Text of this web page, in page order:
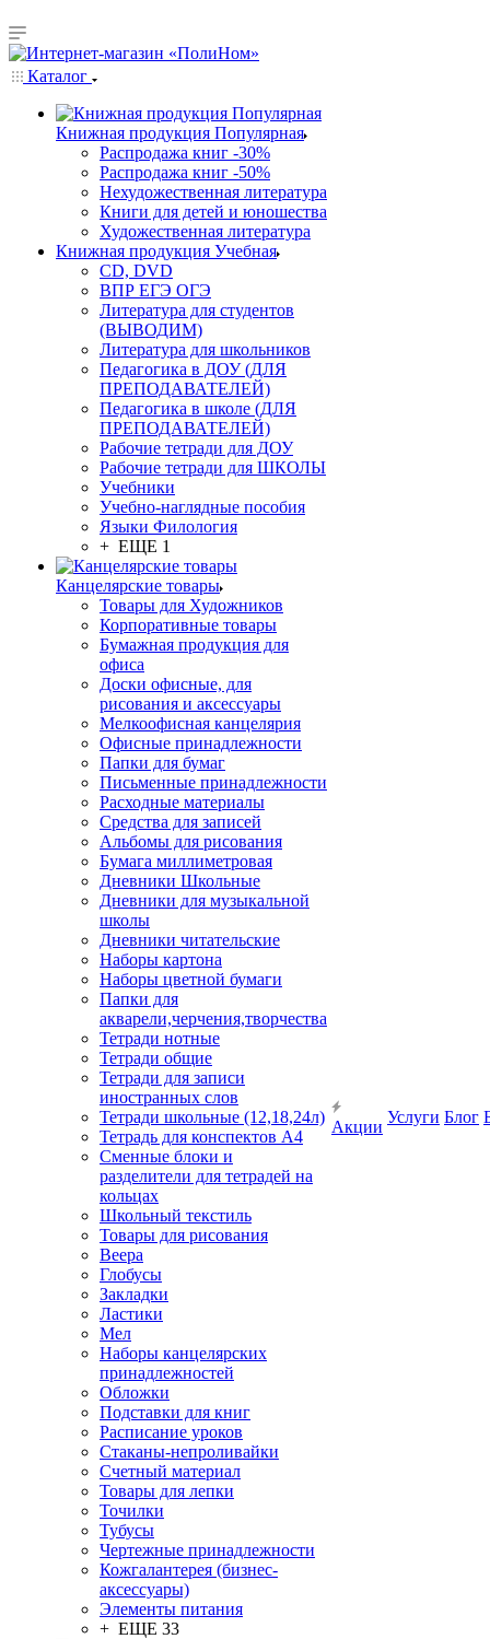
Каталог
Книжная продукция Популярная
Распродажа книг -30%
Распродажа книг -50%
Нехудожественная литература
Книги для детей и юношества
Художественная литература
Книжная продукция Учебная
CD, DVD
ВПР ЕГЭ ОГЭ
Литература для студентов
(ВЫВОДИМ)
Литература для школьников
Педагогика в ДОУ (ДЛЯ
ПРЕПОДАВАТЕЛЕЙ)
Педагогика в школе (ДЛЯ
ПРЕПОДАВАТЕЛЕЙ)
Рабочие тетради для ДОУ
Рабочие тетради для ШКОЛЫ
Учебники
Учебно-наглядные пособия
Языки Филология
+ ЕЩЕ 1
Канцелярские товары
Товары для Художников
Корпоративные товары
Бумажная продукция для
офиса
Доски офисные, для
рисования и аксессуары
Мелкоофисная канцелярия
Офисные принадлежности
Папки для бумаг
Письменные принадлежности
Расходные материалы
Средства для записей
Альбомы для рисования
Бумага миллиметровая
Дневники Школьные
Дневники для музыкальной
школы
Дневники читательские
Наборы картона
Наборы цветной бумаги
Папки для
акварели,черчения,творчества
Тетради нотные
Тетради общие
Тетради для записи
иностранных слов
Тетради школьные (12,18,24л)
Тетрадь для конспектов А4
Сменные блоки и
разделители для тетрадей на
кольцах
Школьный текстиль
Товары для рисования
Веера
Глобусы
Закладки
Ластики
Мел
Наборы канцелярских
принадлежностей
Обложки
Подставки для книг
Расписание уроков
Стаканы-непроливайки
Счетный материал
Товары для лепки
Точилки
Тубусы
Чертежные принадлежности
Кожгалантерея (бизнес-
аксессуары)
Элементы питания
+ ЕЩЕ 33
Акции
Услуги Блог